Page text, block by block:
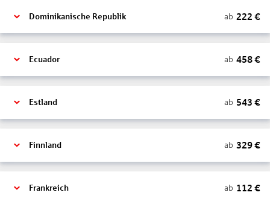
Dominikanische Republik ab 222 €
Ecuador ab 458€
Estland ab 543 €
Finnland ab 329€
Frankreich ab 112 €